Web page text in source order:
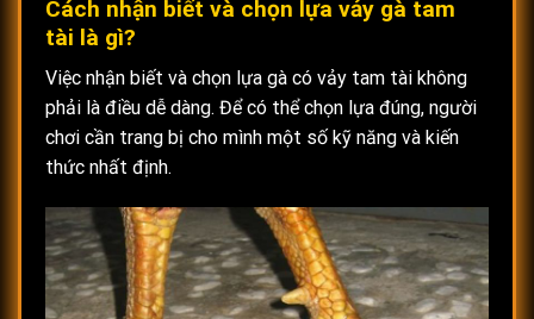
Cách nhận biết và chọn lựa vảy gà tam
tài là gì?
Việc nhận biết và chọn lựa gà có vảy tam tài không
phải là điều dễ dàng. Để có thể chọn lựa đúng, người
chơi cần trang bị cho mình một số kỹ năng và kiến
thức nhất định.